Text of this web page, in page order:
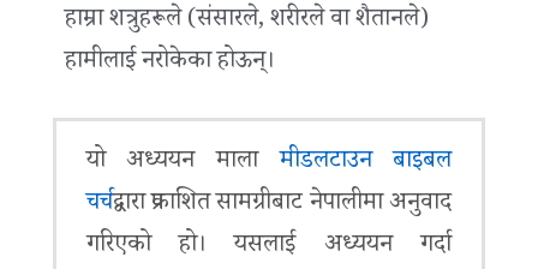
हाम्रा शत्रुहरूले (संसारले, शरीरले वा शैतानले)
हामीलाई नरोकेका होऊन्।
यो अध्ययन मालामीडलटाउन बाइबल
चर्चद्वारा प्रकाशित सामग्रीबाट नेपालीमा अनुवाद
गरिएको हो। यसलाई अध्ययन गर्दा